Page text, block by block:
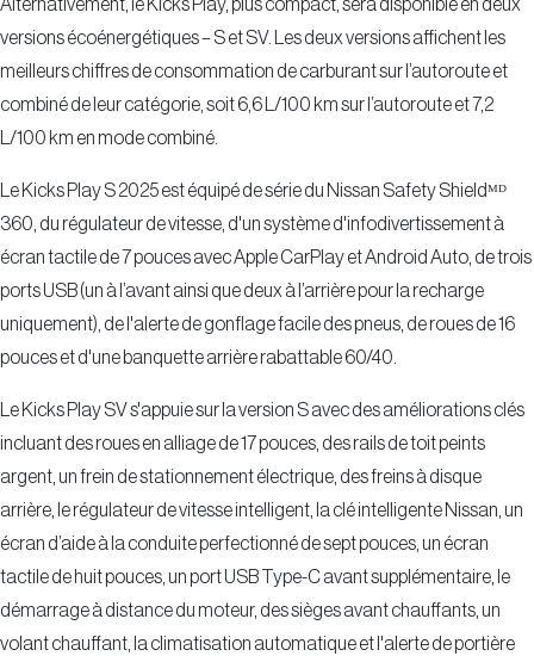
versions écoénergétiques – S et SV. Les deux versions affichent les
meilleurs chiffres de consommation de carburant sur l’autoroute et
combiné de leur catégorie, soit 6,6 L/100 km sur l’autoroute et 7,2
L/100 km en mode combiné.
Le Kicks Play S 2025 est équipé de série du Nissan Safety Shieldᴹᴰ
360, du régulateur de vitesse, d'un système d'infodivertissement à
écran tactile de 7 pouces avec Apple CarPlay et Android Auto, de trois
ports USB (un à l’avant ainsi que deux à l’arrière pour la recharge
uniquement), de l'alerte de gonflage facile des pneus, de roues de 16
pouces et d'une banquette arrière rabattable 60/40.
Le Kicks Play SV s'appuie sur la version S avec des améliorations clés
incluant des roues en alliage de 17 pouces, des rails de toit peints
argent, un frein de stationnement électrique, des freins à disque
arrière, le régulateur de vitesse intelligent, la clé intelligente Nissan, un
écran d’aide à la conduite perfectionné de sept pouces, un écran
tactile de huit pouces, un port USB Type-C avant supplémentaire, le
démarrage à distance du moteur, des sièges avant chauffants, un
volant chauffant, la climatisation automatique et l'alerte de portière